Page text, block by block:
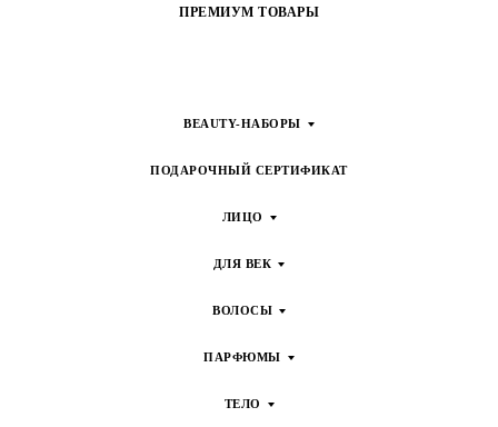
ПРЕМИУМ ТОВАРЫ
BEAUTY-НАБОРЫ
ПОДАРОЧНЫЙ СЕРТИФИКАТ
ЛИЦО
ДЛЯ ВЕК
ВОЛОСЫ
ПАРФЮМЫ
ТЕЛО